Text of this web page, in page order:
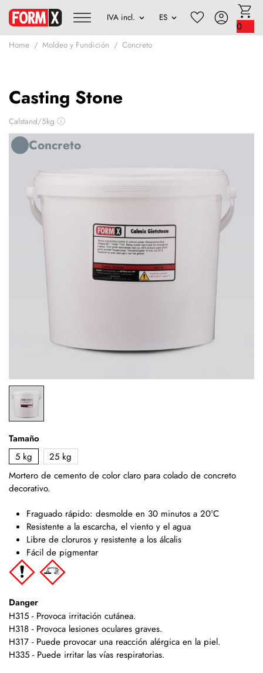
0
Home Moldeo y Fundición Concreto
Casting Stone
Calstand/5kg ⓘ
Concreto
Tamaño
5 kg
25 kg
Mortero de cemento de color claro para colado de concreto
decorativo.
Fraguado rápido: desmolde en 30 minutos a 20°C
Resistente a la escarcha, el viento y el agua
Libre de cloruros y resistente a los álcalis
Fácil de pigmentar
Danger
H315 - Provoca irritación cutánea.
H318 - Provoca lesiones oculares graves.
H317 - Puede provocar una reacción alérgica en la piel.
H335 - Puede irritar las vías respiratorias.